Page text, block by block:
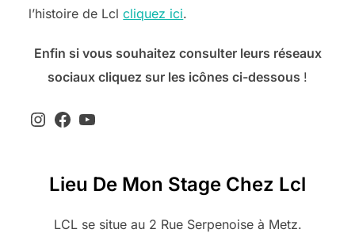
l’histoire de Lclcliquez ici.
Enfin si vous souhaitez consulter leurs réseaux
sociaux cliquez sur les icônes ci-dessous !
Instagram
Facebook
YouTube
Lieu De Mon Stage Chez Lcl
LCL se situe au 2 Rue Serpenoise à Metz.